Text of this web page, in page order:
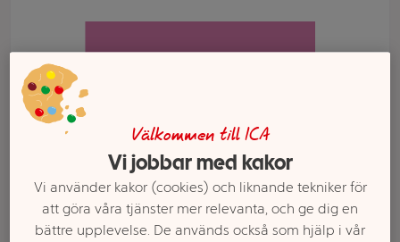
Välkommen till ICA
Vi jobbar med kakor
Vi använder kakor (cookies) och liknande tekniker för
att göra våra tjänster mer relevanta, och ge dig en
bättre upplevelse. De används också som hjälp i vår